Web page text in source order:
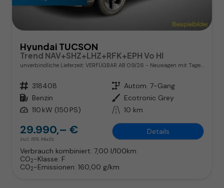
Hyundai TUCSON
Trend NAV+SHZ+LHZ+RFK+EPH Vo HI
unverbindliche Lieferzeit: VERFÜGBAR AB 09/26 Neuwagen mit Tageszulassung
Fahrzeugnr. 318408 Getriebe Autom. 7-Gang
Kraftstoff Benzin Außenfarbe Ecotronic Grey
Leistung 110 kW (150 PS) Kilometerstand 10 km
29.990,– €
incl. 19% MwSt.
Details
Verbrauch kombiniert: 7,00 l/100km
CO2-Klasse: F
CO2-Emissionen: 160,00 g/km